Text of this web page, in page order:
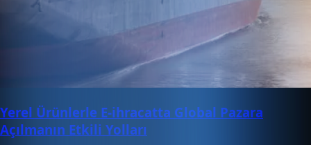
Yerel Ürünlerle E-ihracatta Global Pazara
Açılmanın Etkili Yolları